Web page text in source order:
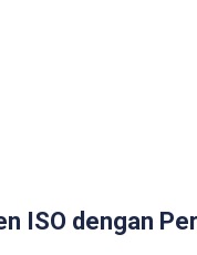
ISO dengan